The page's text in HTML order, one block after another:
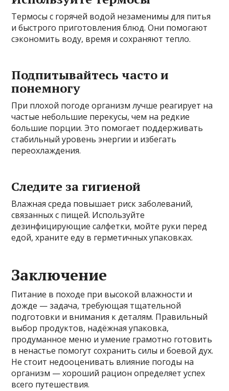
Термосы с горячей водой незаменимы для питья
и быстрого приготовления блюд. Они помогают
сэкономить воду, время и сохраняют тепло.
Подпитывайтесь часто и
понемногу
При плохой погоде организм лучше реагирует на
частые небольшие перекусы, чем на редкие
большие порции. Это помогает поддерживать
стабильный уровень энергии и избегать
переохлаждения.
Следите за гигиеной
Влажная среда повышает риск заболеваний,
связанных с пищей. Используйте
дезинфицирующие салфетки, мойте руки перед
едой, храните еду в герметичных упаковках.
Заключение
Питание в походе при высокой влажности и
дожде — задача, требующая тщательной
подготовки и внимания к деталям. Правильный
выбор продуктов, надёжная упаковка,
продуманное меню и умение грамотно готовить
в ненастье помогут сохранить силы и боевой дух.
Не стоит недооценивать влияние погоды на
организм — хороший рацион определяет успех
всего путешествия.